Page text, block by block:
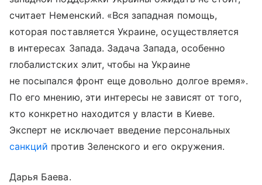
считает Неменский. «Вся западная помощь,
которая поставляется Украине, осуществляется
в интересах Запада. Задача Запада, особенно
глобалистских элит, чтобы на Украине
не посыпался фронт еще довольно долгое время».
По его мнению, эти интересы не зависят от того,
кто конкретно находится у власти в Киеве.
Эксперт не исключает введение персональных
санкций против Зеленского и его окружения.
Дарья Баева.